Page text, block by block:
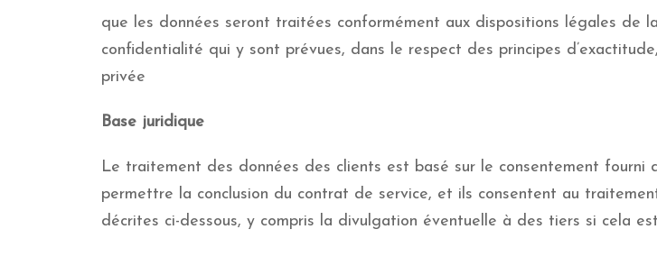
que les données seront traitées conformément aux dispositions légales de
confidentialité qui y sont prévues, dans le respect des principes
privée
Base juridique
Le traitement des données des clients est basé sur le consentement
permettre la conclusion du contrat de service, et ils consentent au
décrites ci-dessous, y compris la divulgation éventuelle à des tiers si cela